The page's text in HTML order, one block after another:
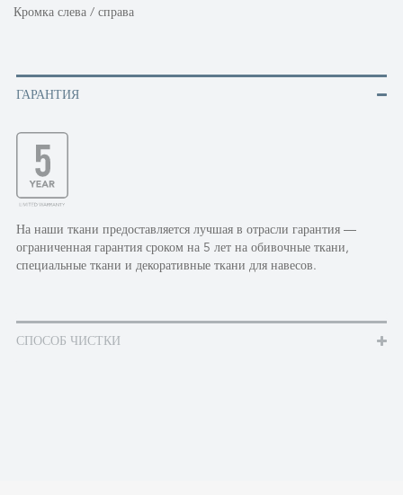
Кромка слева / справа
ГАРАНТИЯ
На наши ткани предоставляется лучшая в отрасли гарантия —
ограниченная гарантия сроком на 5 лет на обивочные ткани,
специальные ткани и декоративные ткани для навесов.
СПОСОБ ЧИСТКИ